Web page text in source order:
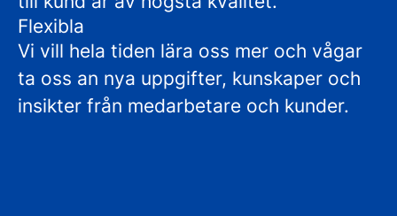
Flexibla
Vi vill hela tiden lära oss mer och vågar
ta oss an nya uppgifter, kunskaper och
insikter från medarbetare och kunder.